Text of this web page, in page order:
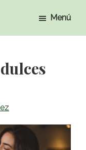
Menú